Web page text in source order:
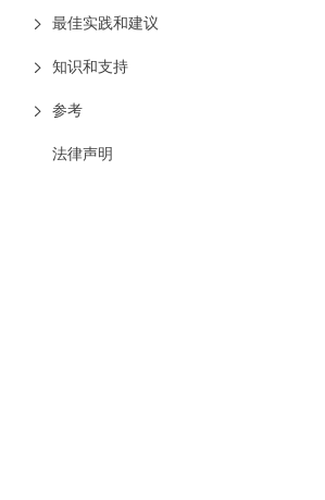
最佳实践和建议
知识和支持
参考
法律声明